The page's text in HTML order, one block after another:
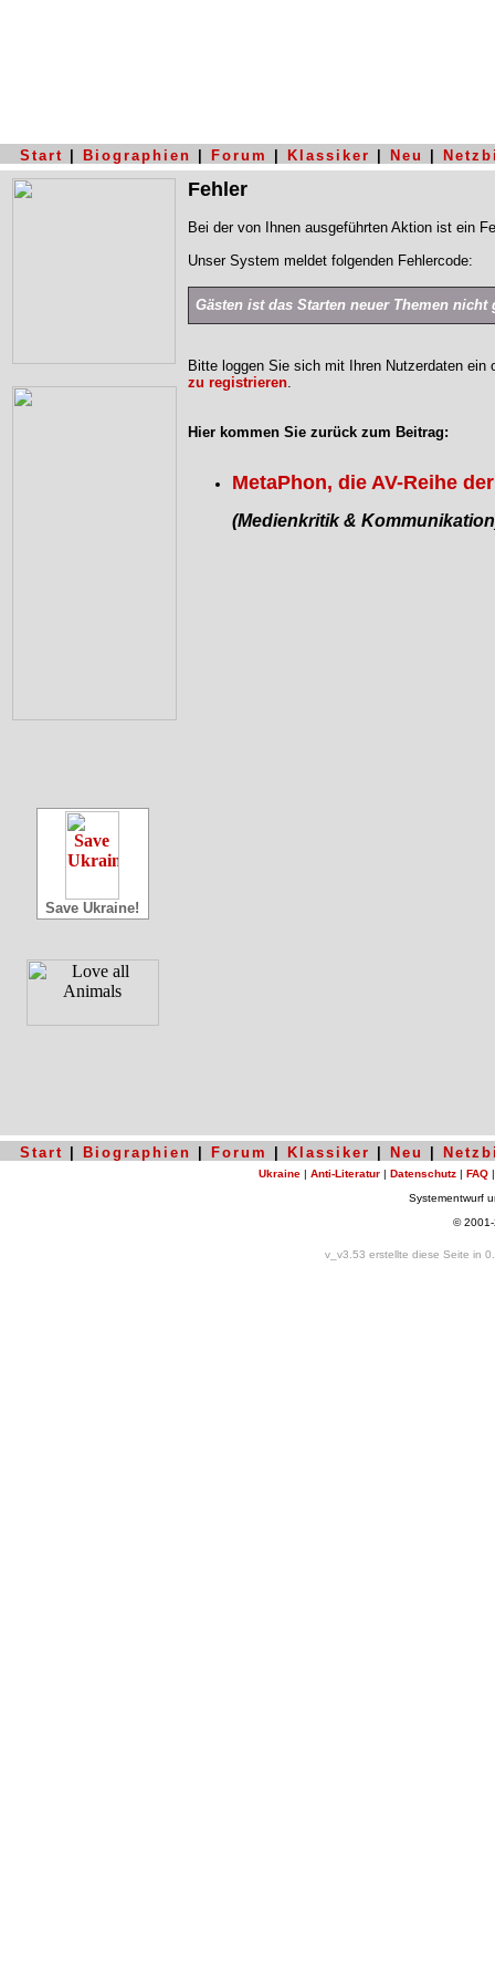
Start Biographien Forum Klassiker Neu
Save Ukraine!
Fehler
Bei der von Ihnen ausgeführten Aktion ist ein
Unser System meldet folgenden Fehlercode:
Gästen ist das Starten neuer Themen nicht
Bitte loggen Sie sich mit Ihren Nutzerdaten
zu registrieren.
Hier kommen Sie zurück zum Beitrag:
MetaPhon, die AV-Reihe
(Medienkritik &
Start Biographien Forum Klassiker Neu
Ukraine | Anti-Literatur | Datenschutz | FAQ
Systementwurf
©
v_v3.53 erstellte diese Seite in